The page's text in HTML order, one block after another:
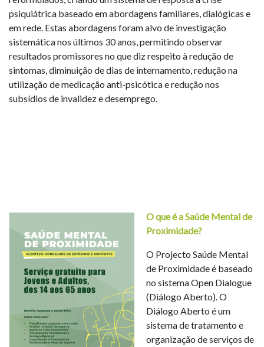
psiquiátrica baseado em abordagens familiares, dialógicas e
em rede. Estas abordagens foram alvo de investigação
sistemática nos últimos 30 anos, permitindo observar
resultados promissores no que diz respeito à redução de
sintomas, diminuição de dias de internamento, redução na
utilização de medicação anti-psicótica e redução nos
subsídios de invalidez e desemprego.
O que é a Saúde Mental de
Proximidade?
O Projecto Saúde Mental
de Proximidade é baseado
no sistema Open Dialogue
(Diálogo Aberto). O
Diálogo Aberto é um
sistema de tratamento e
organização de serviços de